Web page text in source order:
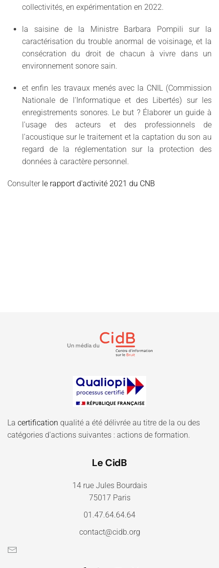
collectivités, en expérimentation en 2022.
la saisine de la Ministre Barbara Pompili sur la
caractérisation du trouble anormal de voisinage, et la
consécration du droit de chacun à vivre dans un
environnement sonore sain.
et enfin les travaux menés avec la CNIL (Commission
Nationale de l'Informatique et des Libertés) sur les
enregistrements sonores. Le but ? Élaborer un guide à
l'usage des acteurs et des professionnels de
l'acoustique sur le traitement et la captation du son au
regard de la réglementation sur la protection des
données à caractère personnel.
Consulter le rapport d'activité 2021 du CNB
La certification qualité a été délivrée au titre de la ou des
catégories d'actions suivantes : actions de formation.
Le CidB
14 rue Jules Bourdais
75017 Paris
01.47.64.64.64
contact@cidb.org